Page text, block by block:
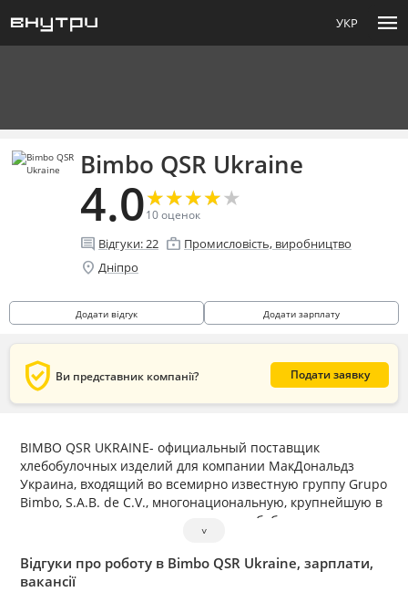
УКР menu
Bimbo QSR Ukraine
4.0★
★★
★★
★★
★★
★
10оценок
comment Відгуки:22 enterprise Промисловість, виробництво
location_on Дніпро
Додати відгук Додати зарплату
verified_user Ви представник компанії? Подати заявку
BIMBO QSR UKRAINE- официальный поставщик
хлебобулочных изделий для компании МакДональдз
Украина, входящий во всемирно известную группу Grupo
Bimbo, S.A.B. de C.V., многонациональную, крупнейшую в
мире компанию по производству хлебобулочных
изделий со штаб-квартирой в Мехико, Мексика. Grupo
Bimbo управляет пекарнями в 33 странах мира, в том
числе США, Мексике, Канаде, Чили, Перу, Колумбии,
˅
Відгуки про роботу в Bimbo QSR Ukraine, зарплати,
вакансії